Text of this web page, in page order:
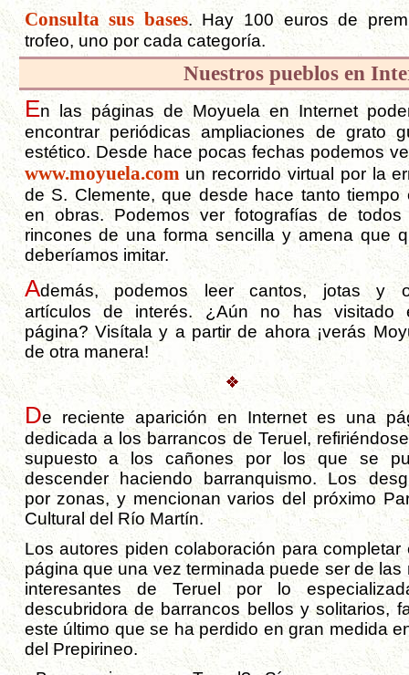
Consulta sus bases. Hay 100 euros de
trofeo, uno por cada categoría.
Nuestros pueblos en
En las páginas de Moyuela en Internet
encontrar periódicas ampliaciones de grato
estético. Desde hace pocas fechas podemos
www.moyuela.com un recorrido virtual por la
de S. Clemente, que desde hace tanto tiempo
en obras. Podemos ver fotografías de todos
rincones de una forma sencilla y amena que
deberíamos imitar.
Además, podemos leer cantos, jotas y
artículos de interés. ¿Aún no has visitado
página? Visítala y a partir de ahora ¡verás
de otra manera!
De reciente aparición en Internet es una
dedicada a los barrancos de Teruel,
supuesto a los cañones por los que se
descender haciendo barranquismo. Los
por zonas, y mencionan varios del próximo
Cultural del Río Martín.
Los autores piden colaboración para completar
página que una vez terminada puede ser de las
interesantes de Teruel por lo
descubridora de barrancos bellos y solitarios,
este último que se ha perdido en gran medida
del Prepirineo.